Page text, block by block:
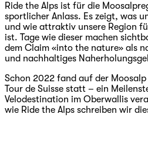
Ride the Alps ist für die
sportlicher Anlass. Es zeigt, was
und wie attraktiv unsere Region
ist. Tage wie dieser machen
dem Claim «into the nature» als
und nachhaltiges
Schon 2022 fand auf der
Tour de Suisse statt – ein
Velodestination im Oberwallis
wie Ride the Alps schreiben wir